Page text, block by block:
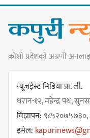
कोशी प्रदेशको अग्रणी
न्यूजईस्ट मिडिया प्रा. ली.
धरान-१२, महेन्द्र पथ,
विज्ञापन:
इमेल: